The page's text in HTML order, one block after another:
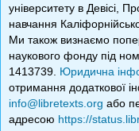
університету в Девісі,
навчання
Ми також визнаємо
наукового фонду під
1413739. Юридична
отримання додаткової
info@libretexts.org або
адресою https://